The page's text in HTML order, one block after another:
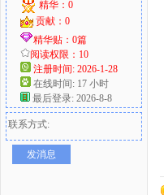
精华：0
贡献：0
精华贴：0篇
阅读权限：10
注册时间: 2026-1-28
在线时间: 17 小时
最后登录: 2026-8-8
联系方式:
发消息